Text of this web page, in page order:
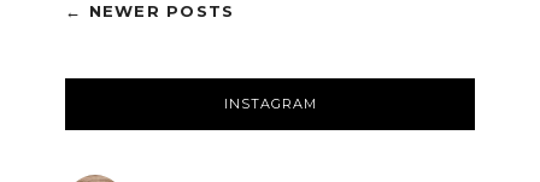
← NEWER POSTS
INSTAGRAM